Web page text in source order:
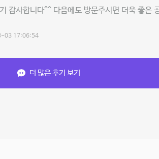
감사합니다^^ 다음에도 방문주시면 더욱 좋은
03 17:06:54
더 많은 후기 보기